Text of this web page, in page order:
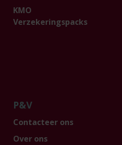
KMO
Verzekeringspacks
P&V
Contacteer ons
Over ons